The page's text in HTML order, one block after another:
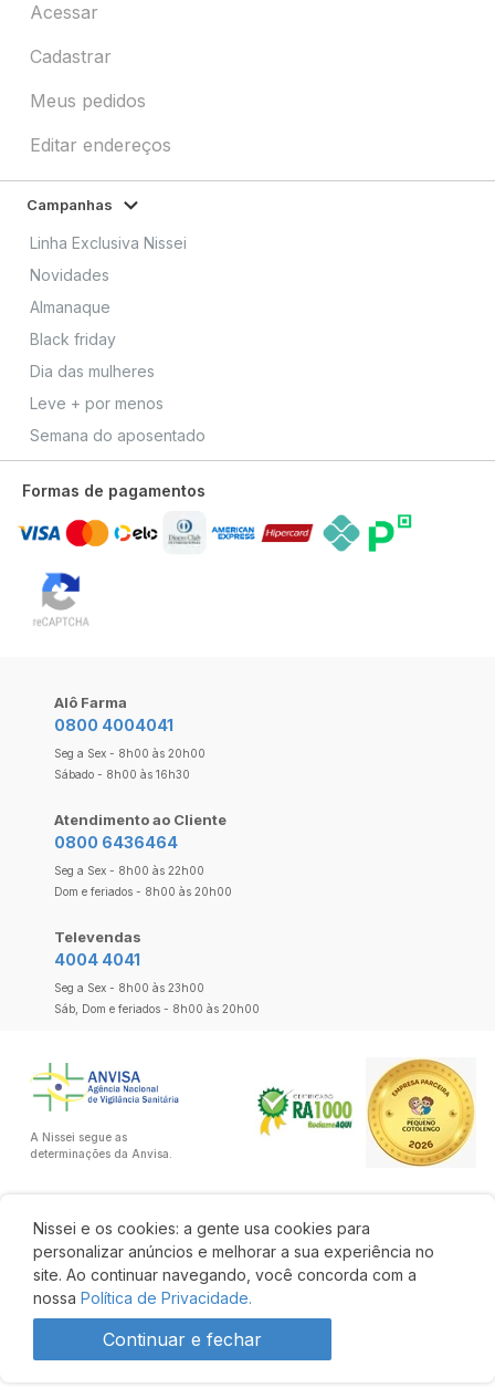
R$ 223,76
Nissei e os cookies: a gente usa cookies para
personalizar anúncios e melhorar a sua experiência no
site. Ao continuar navegando, você concorda com a
nossa Política de Privacidade.
Continuar e fechar
Acessar
Cadastrar
Meus pedidos
Editar endereços
Campanhas
Linha Exclusiva Nissei
Novidades
Almanaque
Black friday
Dia das mulheres
Leve + por menos
Semana do aposentado
Formas de pagamentos
Alô Farma
0800 4004041
Seg a Sex - 8h00 às 20h00
Sábado - 8h00 às 16h30
Atendimento ao Cliente
0800 6436464
Seg a Sex - 8h00 às 22h00
Dom e feriados - 8h00 às 20h00
Televendas
4004 4041
Seg a Sex - 8h00 às 23h00
Sáb, Dom e feriados - 8h00 às 20h00
A Nissei segue as
determinações da Anvisa.